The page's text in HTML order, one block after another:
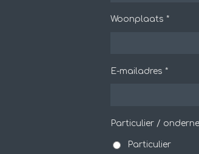
Woonplaats *
E-mailadres *
Particulier /
Particulier